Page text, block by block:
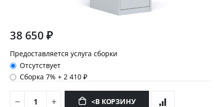
38 650 ₽
Предоставляется услуга сборки
Отсутствует
Сборка 7%+2 410 ₽
<В КОРЗИНУ